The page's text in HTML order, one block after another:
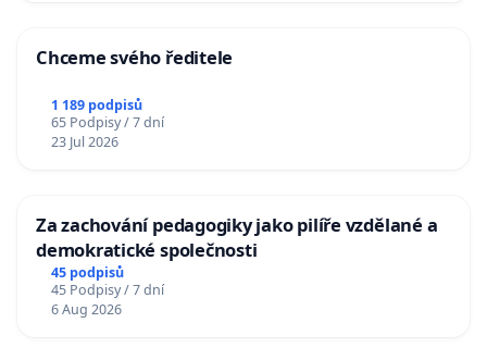
Chceme svého ředitele
1 189 podpisů
65 Podpisy / 7 dní
23 Jul 2026
Za zachování pedagogiky jako pilíře vzdělané a
demokratické společnosti
45 podpisů
45 Podpisy / 7 dní
6 Aug 2026